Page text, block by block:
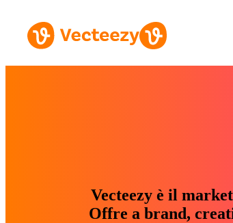
Vecteezy è il
Offre a brand,